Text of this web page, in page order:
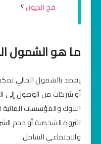
فخ الديون؟
ما هو الشمول
يقصد بالشمول المالي
أو شركات من الوصول إلى
البنوك والمؤسسات
الثروة الشخصية أو حجم
والاجتماعي الشامل.